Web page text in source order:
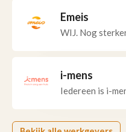
Emeis
WIJ. Nog
i-mens
Iedereen is i-